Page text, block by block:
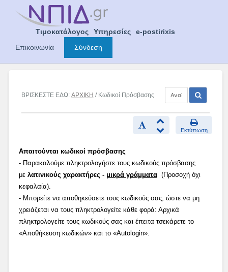
Τιμοκατάλογος Υπηρεσίες
e-postirixis
Επικοινωνία
Σύνδεση
ΒΡΙΣΚΕΣΤΕ ΕΔΩ: ΑΡΧΙΚΗ / Κωδικοί Πρόσβασης
Εκτύπωση
Απαιτούνται κωδικοί πρόσβασης
- Παρακαλούμε πληκτρολογήστε τους κωδικούς πρόσβασης
με λατινικούς χαρακτήρες - μικρά γράμματα(Προσοχή όχι
κεφαλαία).
- Μπορείτε να αποθηκεύσετε τους κωδικούς σας, ώστε να μη
χρειάζεται να τους πληκτρολογείτε κάθε φορά: Αρχικά
πληκτρολογείτε τους κωδικούς σας και έπειτα τσεκάρετε το
«Αποθήκευση κωδικών» και το «Autologin».